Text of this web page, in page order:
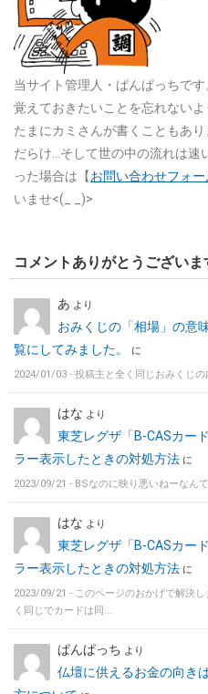
当サイト管理人・ぱんぱっちです
覚えておきたいことを忘れない
たまにカミさんが書くこともあり
だらけ…そして世の中の流れは速
った場合は【お問い合わせフォー
いませ<(_ _)>
コメントありがとうございま
あ より
おみくじの「相場」の意
覧にしてみました。
に
2024/01/03 - 投稿主と全く同じおみくじの
はな より
東芝レグザ「B-CASカー
ラー表示したときの対処方法 に
2023/09/21 - BSなのに映り悪いねーなん
はな より
東芝レグザ「B-CASカー
ラー表示したときの対処方法 に
2023/09/21 - このページのおかげで解決
く同じでカードは同...
ぱんぱっち より
仏壇に供えるお金の向き